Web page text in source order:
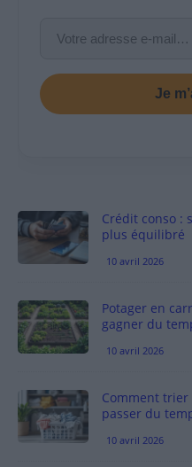
Je
Crédit conso :
plus équilibré
10 avril 2026
Potager en
gagner du
10 avril 2026
Comment
passer du
10 avril 2026